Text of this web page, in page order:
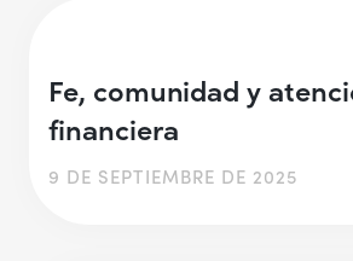
Fe, comunidad y
financiera
9 DE SEPTIEMBRE DE 2025